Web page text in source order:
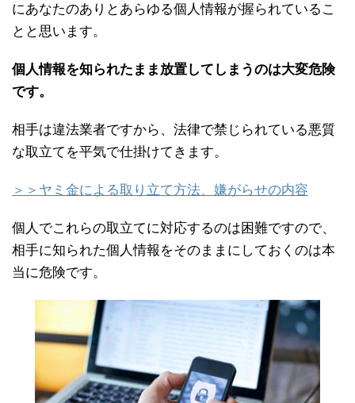
にあなたのありとあらゆる個人情報が握られているこ
とと思います。
個人情報を知られたまま放置してしまうのは大変危険
です。
相手は違法業者ですから、法律で禁じられている悪質
な取立てを平気で仕掛けてきます。
＞＞ヤミ金による取り立て方法、嫌がらせの内容
個人でこれらの取立てに対応するのは困難ですので、
相手に知られた個人情報をそのままにしておくのは本
当に危険です。